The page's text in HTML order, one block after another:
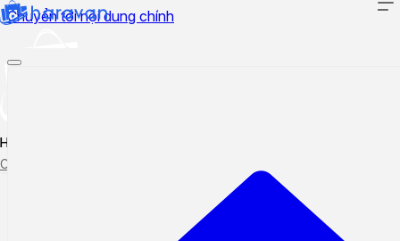
Chuyển tới nội dung chính
Hướng dẫn sử dụng
Cập nhật tính năng mới